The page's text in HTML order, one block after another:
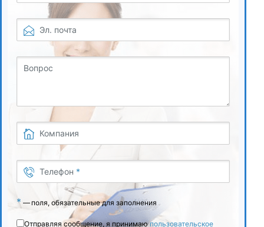
Эл. почта
Вопрос
Компания
Телефон *
* —поля, обязательные для заполнения
Отправляя сообщение, я принимаюпользовательское